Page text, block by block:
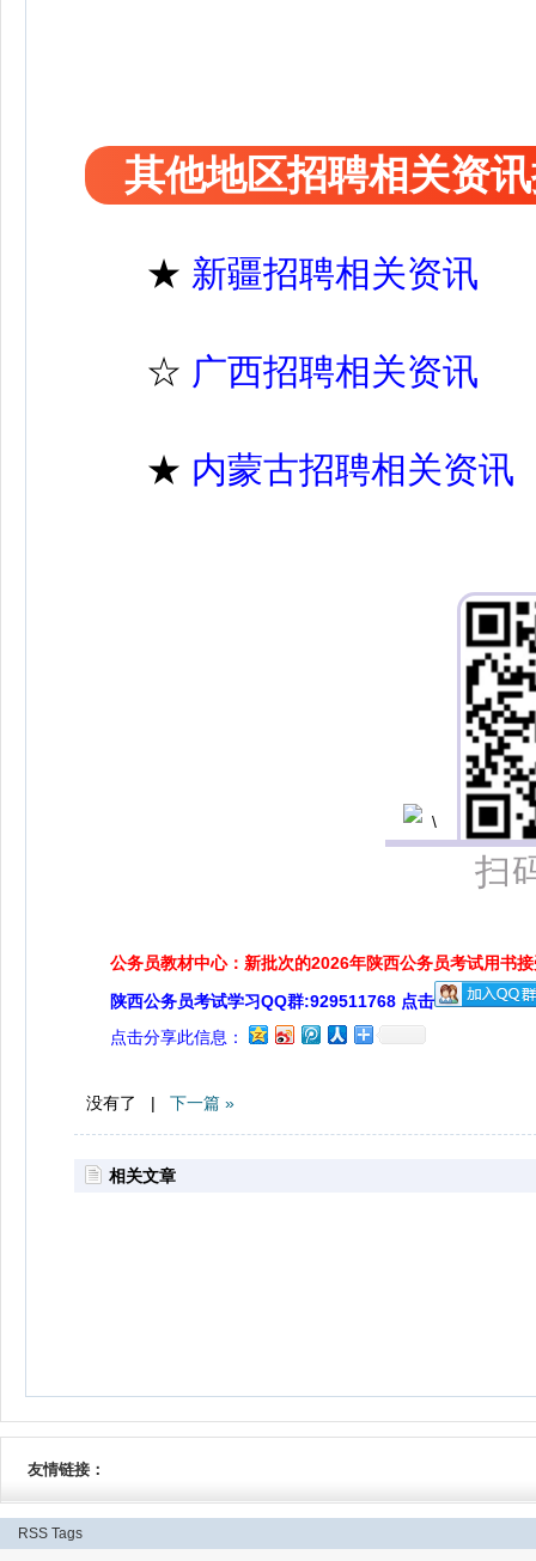
其他地区招聘相关资
★ 新疆招聘相关资讯
☆ 广西招聘相关资讯
★ 内蒙古招聘相关资讯
扫
公务员教材中心：新批次的2026年陕西公务员考试用书
陕西公务员考试学习QQ群:929511768 点击
点击分享此信息：
没有了 | 下一篇 »
相关文章
友情链接：
RSS Tags